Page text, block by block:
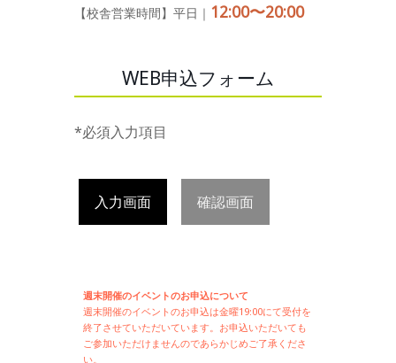
【校舎営業時間】平日｜ 12:00〜20:00
WEB申込フォーム
*必須入力項目
入力画面 確認画面
週末開催のイベントのお申込について
週末開催のイベントのお申込は金曜19:00にて受付を
終了させていただいています。お申込いただいても
ご参加いただけませんのであらかじめご了承くださ
い。